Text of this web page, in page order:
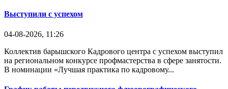
Выступили с успехом
04-08-2026, 11:26
Коллектив барышского Кадрового центра с успехом выступил
на региональном конкурсе профмастерства в сфере занятости.
В номинации «Лучшая практика по кадровому...